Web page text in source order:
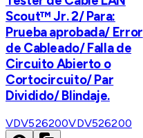
Scout™ Jr. 2/ Para:
Prueba aprobada/ Error
de Cableado/ Falla de
Circuito Abierto o
Cortocircuito/ Par
Dividido/ Blindaje.
VDV526200VDV526200